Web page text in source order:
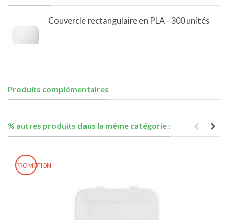
Couvercle rectangulaire en PLA - 300 unités
Produits complémentaires
% autres produits dans la même catégorie :
PROMOTION